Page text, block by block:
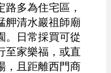
路多為住宅區，
舺清水巖祖師廟
。日常採買可從
至家樂福，或直
，且距離西門商